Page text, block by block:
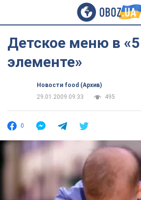
Детское меню в «5
элементе»
Новости food (Архив)
29.01.2009 09:33
495
0